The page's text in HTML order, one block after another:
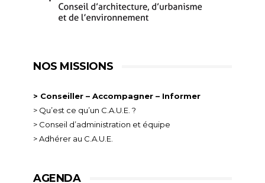
NOS MISSIONS
> Conseiller – Accompagner – Informer
> Qu’est ce qu’un C.A.U.E. ?
> Conseil d’administration et équipe
> Adhérer au C.A.U.E.
AGENDA